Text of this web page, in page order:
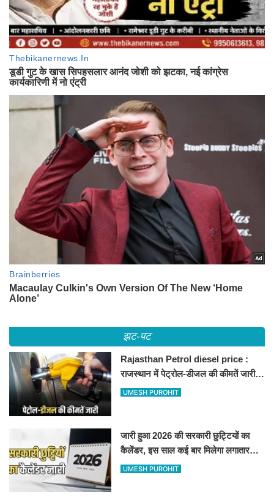
झट-पट
Rajasthan Petrol diesel price :
राजस्थान में पेट्रोल-डीजल की कीमतें जारी,
जानिए बीकानेर समेत पुरे प्रदेश में नए रेट
UMESH PUROHIT
जारी हुआ 2026 की सरकारी छुट्टियों का
कैलेंडर, इस साल कई बार मिलेगा लगातार
अवकाश, देखें
UMESH PUROHIT